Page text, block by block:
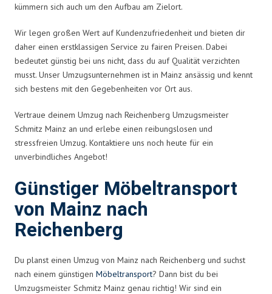
kümmern sich auch um den Aufbau am Zielort.
Wir legen großen Wert auf Kundenzufriedenheit und bieten dir
daher einen erstklassigen Service zu fairen Preisen. Dabei
bedeutet günstig bei uns nicht, dass du auf Qualität verzichten
musst. Unser Umzugsunternehmen ist in Mainz ansässig und kennt
sich bestens mit den Gegebenheiten vor Ort aus.
Vertraue deinem Umzug nach Reichenberg Umzugsmeister
Schmitz Mainz an und erlebe einen reibungslosen und
stressfreien Umzug. Kontaktiere uns noch heute für ein
unverbindliches Angebot!
Günstiger Möbeltransport
von Mainz nach
Reichenberg
Du planst einen Umzug von Mainz nach Reichenberg und suchst
nach einem günstigen Möbeltransport? Dann bist du bei
Umzugsmeister Schmitz Mainz genau richtig! Wir sind ein